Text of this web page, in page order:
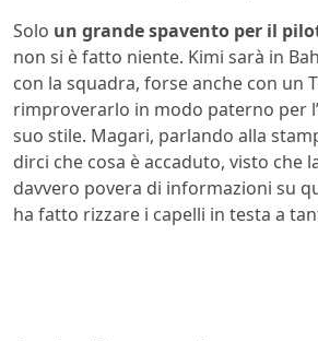
Solo un grande spavento per il
non si è fatto niente. Kimi sarà in
con la squadra, forse anche con un
rimproverarlo in modo paterno per
suo stile. Magari, parlando alla
dirci che cosa è accaduto, visto che
davvero povera di informazioni su
ha fatto rizzare i capelli in testa a